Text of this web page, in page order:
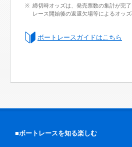
締切時オッズは、発売票数の集計が完
レース開始後の返還欠場等によるオッ
ボートレースガイドはこちら
■ボートレースを知る楽しむ